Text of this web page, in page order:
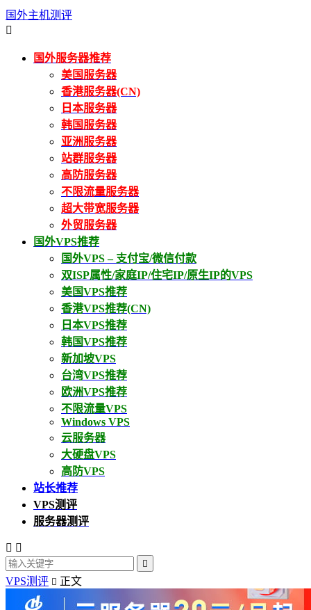
国外主机测评

国外服务器推荐
美国服务器
香港服务器(CN)
日本服务器
韩国服务器
亚洲服务器
站群服务器
高防服务器
不限流量服务器
超大带宽服务器
外贸服务器
国外VPS推荐
国外VPS – 支付宝/微信付款
双ISP属性/家庭IP/住宅IP/原生IP的VPS
美国VPS推荐
香港VPS推荐(CN)
日本VPS推荐
韩国VPS推荐
新加坡VPS
台湾VPS推荐
欧洲VPS推荐
不限流量VPS
Windows VPS
云服务器
大硬盘VPS
高防VPS
站长推荐
VPS测评
服务器测评
 

VPS测评  正文